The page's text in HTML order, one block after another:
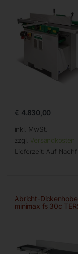
€ 4.830,00
inkl. MwSt.
zzgl. Versandkosten
Lieferzeit: Auf
Abricht-Dickenhobel
minimax fs 30c